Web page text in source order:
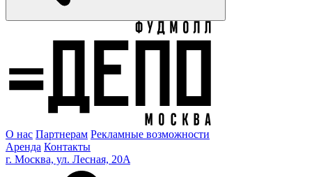
О нас Партнерам Рекламные возможности
Аренда Контакты
г. Москва, ул. Лесная, 20A